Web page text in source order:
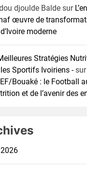
djoulde Balde sur
œuvre de
moderne
Stratégies
Sportifs Ivoiriens -sur
Bouaké : le Football
et de l’avenir des